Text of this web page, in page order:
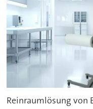
Reinraumlösung von